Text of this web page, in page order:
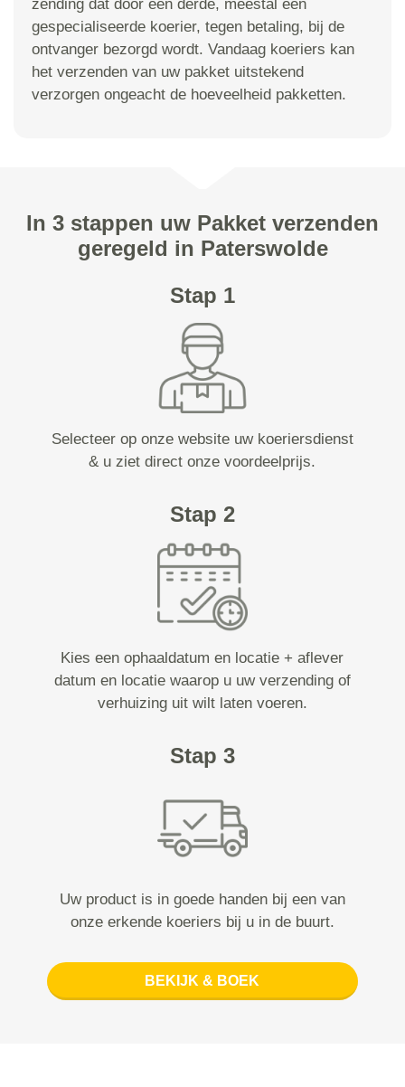
zending dat door een derde, meestal een
gespecialiseerde koerier, tegen betaling, bij de
ontvanger bezorgd wordt. Vandaag koeriers kan
het verzenden van uw pakket uitstekend
verzorgen ongeacht de hoeveelheid pakketten.
In 3 stappen uw Pakket verzenden
geregeld in Paterswolde
Stap 1
Selecteer op onze website uw koeriersdienst
& u ziet direct onze voordeelprijs.
Stap 2
Kies een ophaaldatum en locatie + aflever
datum en locatie waarop u uw verzending of
verhuizing uit wilt laten voeren.
Stap 3
Uw product is in goede handen bij een van
onze erkende koeriers bij u in de buurt.
BEKIJK & BOEK